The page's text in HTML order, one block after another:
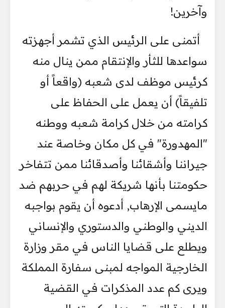
وآخرين!
أتمنى على الرئيس الذي تشمر أجهزته
سواعدها للثأر والإنتقام ممن ينال منه
كرئيس موظف لدى شعبه (واقعاً أو
تلفيقاً) أن يعمل على الحفاظ على
كرامته من خلال كرامة شعبه ووطنه
"المهدورة" في كل مكان وخاصة عند
جيراننا وأشقائنا وأصدقائنا ممن تتفاخر
حكومتنا بأنها شريكة لهم في حربهم ضد
مايسمى الإرهاب, أدعوه أن يقوم بواجبه
الديني والوطني والدستوري والإنساني
ويطلع على قضايا الناس في مقر وزارة
الخارجية المواجه لمبنى سفارة المملكة
ويرى كم عدد المذكرات في القضية